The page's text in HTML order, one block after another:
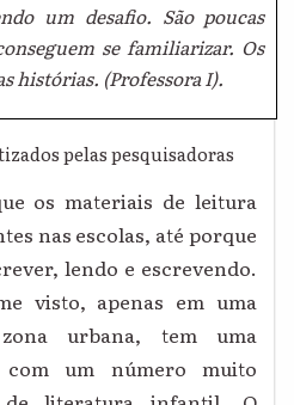
um desafio. São poucas
se familiarizar. Os
histórias. (Professora I).
pelas pesquisadoras
os materiais de leitura
nas escolas, até porque
lendo e escrevendo.
visto, apenas em uma
urbana, tem uma
com um número muito